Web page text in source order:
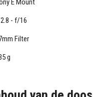
E Mount
- f/16
Filter
g